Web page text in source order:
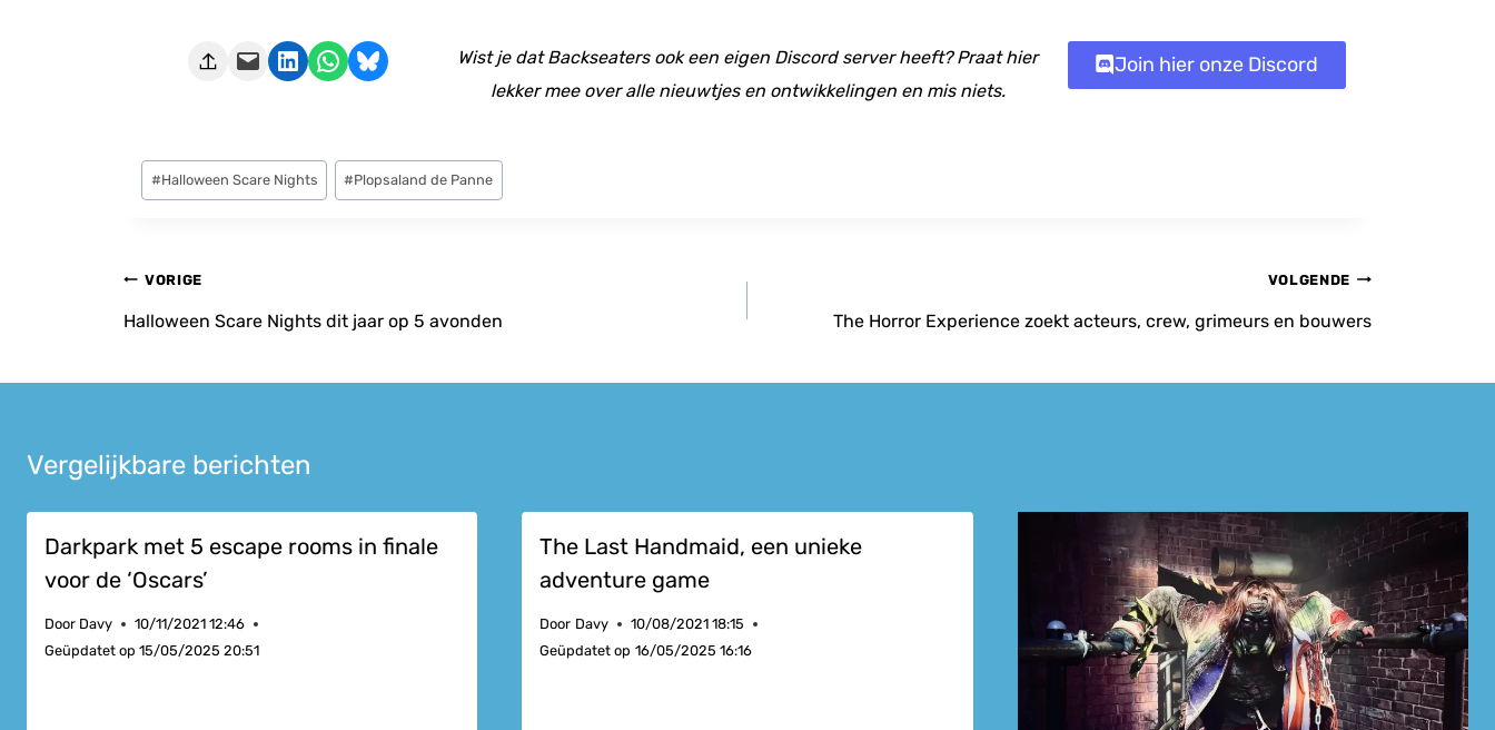
Deze pagina e-mailen Delen op LinkedIn Delen via WhatsApp Share on Bluesky
Wist je dat Backseaters ook een eigen Discord server heeft? Praat hier
lekker mee over alle nieuwtjes en ontwikkelingen en mis niets.
Join hier onze Discord
Bericht
tags:
#Halloween Scare Nights #Plopsaland de Panne
Bericht
navigatie
VORIGE
Halloween Scare Nights dit jaar op 5 avonden
VOLGENDE
The Horror Experience zoekt acteurs, crew, grimeurs en bouwers
Vergelijkbare berichten
Darkpark met 5 escape rooms in finale
voor de ‘Oscars’
Door Davy
10/11/2021 12:46
Geüpdatet op 15/05/2025 20:51
The Last Handmaid, een unieke
adventure game
Door Davy
10/08/2021 18:15
Geüpdatet op 16/05/2025 16:16